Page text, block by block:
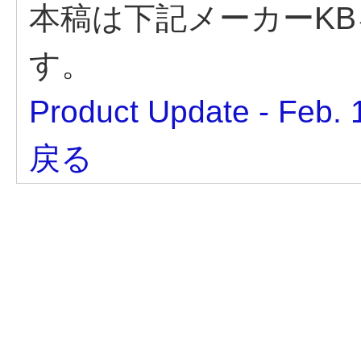
本稿は下記メーカー
す。
Product Update - Feb.
戻る